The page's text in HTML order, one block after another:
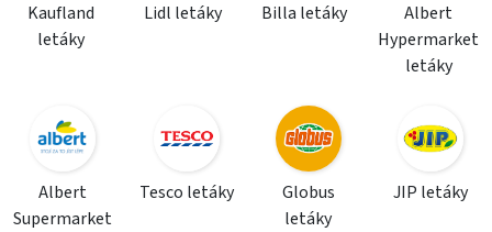
Kaufland
letáky
Lidl letáky Billa letáky
Albert
Hypermarket
letáky
Albert
Supermarket
Tesco letáky
Globus
letáky
JIP letáky